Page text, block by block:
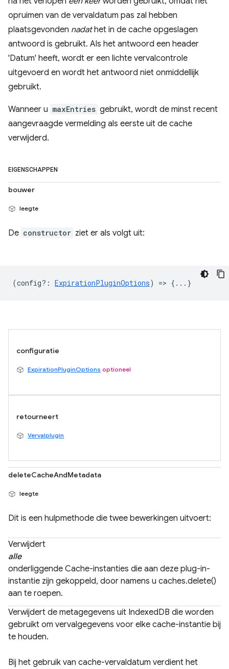
opruimen van de vervaldatum pas zal hebben
plaatsgevonden nadathet in de cache opgeslagen
antwoord is gebruikt. Als het antwoord een header
'Datum' heeft, wordt er een lichte vervalcontrole
uitgevoerd en wordt het antwoord niet onmiddellijk
gebruikt.
Wanneer u maxEntries gebruikt, wordt de minst recent
aangevraagde vermelding als eerste uit de cache
verwijderd.
EIGENSCHAPPEN
bouwer
leegte
De constructor ziet er als volgt uit:
(config? : ExpirationPluginOptions) => {...}
configuratie
ExpirationPluginOptions optioneel
retourneert
Vervalplugin
deleteCacheAndMetadata
leegte
Dit is een hulpmethode die twee bewerkingen uitvoert:
Verwijdert
alle
onderliggende Cache-instanties die aan deze plug-in-
instantie zijn gekoppeld, door namens u caches.delete()
aan te roepen.
Verwijdert de metagegevens uit IndexedDB die worden
gebruikt om vervalgegevens voor elke cache-instantie bij
te houden.
Bij het gebruik van cache-vervaldatum verdient het